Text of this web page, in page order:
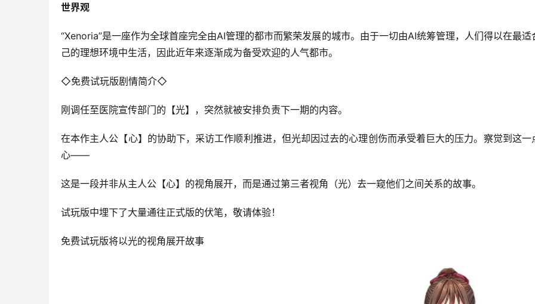
世界观
“Xenoria”是一座作为全球首座完全由AI管理的都市而繁荣发展的城市。由于一切由AI统筹管理，人们得以在最适
己的理想环境中生活，因此近年来逐渐成为备受欢迎的人气都市。
◇免费试玩版剧情简介◇
刚调任至医院宣传部门的【光】，突然就被安排负责下一期的内容。
在本作主人公【心】的协助下，采访工作顺利推进，但光却因过去的心理创伤而承受着巨大的压力。察觉到这一
心——
这是一段并非从主人公【心】的视角展开，而是通过第三者视角（光）去一窥他们之间关系的故事。
试玩版中埋下了大量通往正式版的伏笔，敬请体验！
免费试玩版将以光的视角展开故事